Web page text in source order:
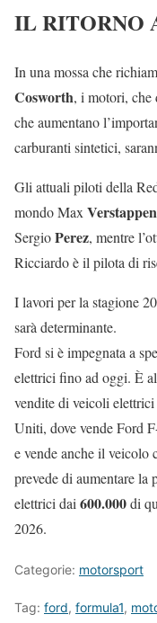
IL RITORNO
In una mossa che
Cosworth, i motori, che
che aumentano
carburanti sintetici,
Gli attuali piloti della
mondo Max Verstappen
SergioPerez, mentre
Ricciardo è il pilota di
I lavori per la stagione
sarà determinante.
Ford si è impegnata a
elettrici fino ad oggi. È
vendite di veicoli
Uniti, dove vende Ford
e vende anche il veicolo
prevede di aumentare
elettrici dai 600.000di
2026.
Categorie: motorsport
Tag: ford, formula1,